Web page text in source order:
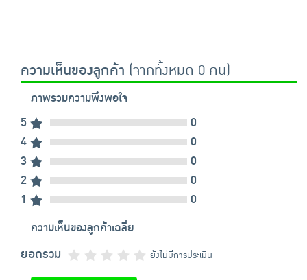
ความเห็นของลูกค้า (จากทั้งหมด 0 คน)
ภาพรวมความพึงพอใจ
5
0
4
0
3
0
2
0
1
0
ความเห็นของลูกค้าเฉลี่ย
ยอดรวม ยังไม่มีการประเมิน